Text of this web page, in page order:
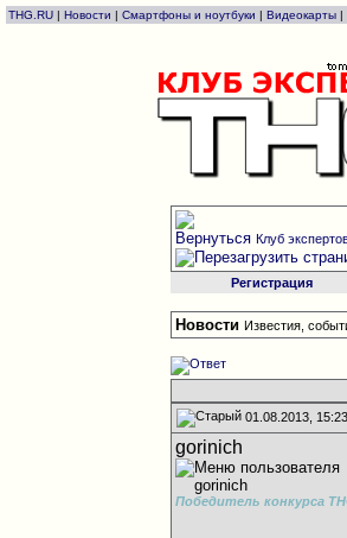
THG.RU | Новости | Смартфоны и ноутбуки | Видеокарты |
Клуб
Регистрация
Новости Известия,
01.08.2013, 15:23
gorinich
Победитель конкурса